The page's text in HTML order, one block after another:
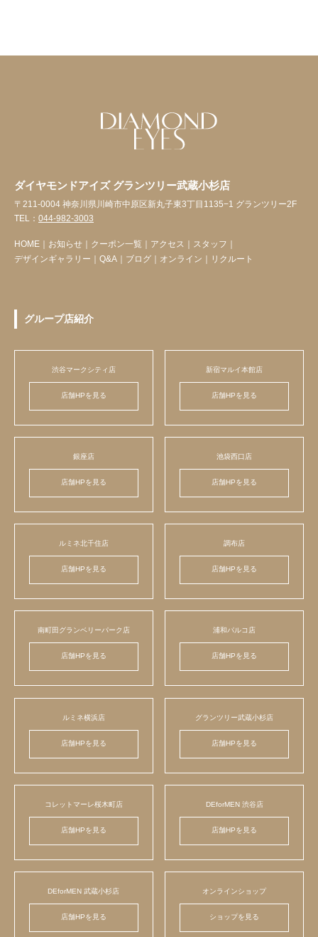
ダイヤモンドアイズ グランツリー武蔵小杉店
〒211-0004 神奈川県川崎市中原区新丸子東3丁目1135−1 グランツリー2F
TEL： 044-982-3003
HOME ｜ お知らせ ｜ クーポン一覧 ｜ アクセス ｜ スタッフ ｜
デザインギャラリー ｜ Q&A ｜ ブログ ｜ オンライン ｜ リクルート
グループ店紹介
渋谷マークシティ店
店舗HPを見る
新宿マルイ本館店
店舗HPを見る
銀座店
店舗HPを見る
池袋西口店
店舗HPを見る
ルミネ北千住店
店舗HPを見る
調布店
店舗HPを見る
南町田グランベリーパーク店
店舗HPを見る
浦和パルコ店
店舗HPを見る
ルミネ横浜店
店舗HPを見る
グランツリー武蔵小杉店
店舗HPを見る
コレットマーレ桜木町店
店舗HPを見る
DEforMEN 渋谷店
店舗HPを見る
DEforMEN 武蔵小杉店
店舗HPを見る
オンラインショップ
ショップを見る